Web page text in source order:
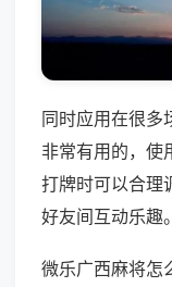
同时应用在很多
非常有用的，使
打牌时可以合理
好友间互动乐趣。
微乐广西麻将怎